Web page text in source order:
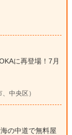
に再登場！7月
中央区）
の中道で無料屋